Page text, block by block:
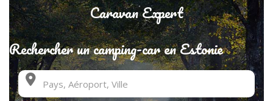
Caravan Expert
Rechercher un camping-car en Estonie